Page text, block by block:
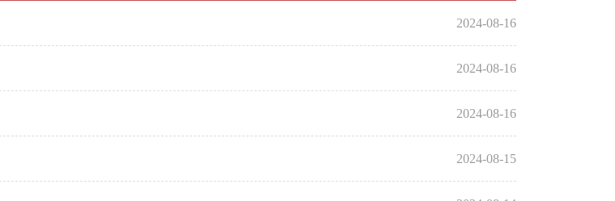
2024-08-16
2024-08-16
2024-08-16
2024-08-15